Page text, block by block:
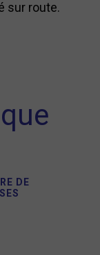
sur route.
DE